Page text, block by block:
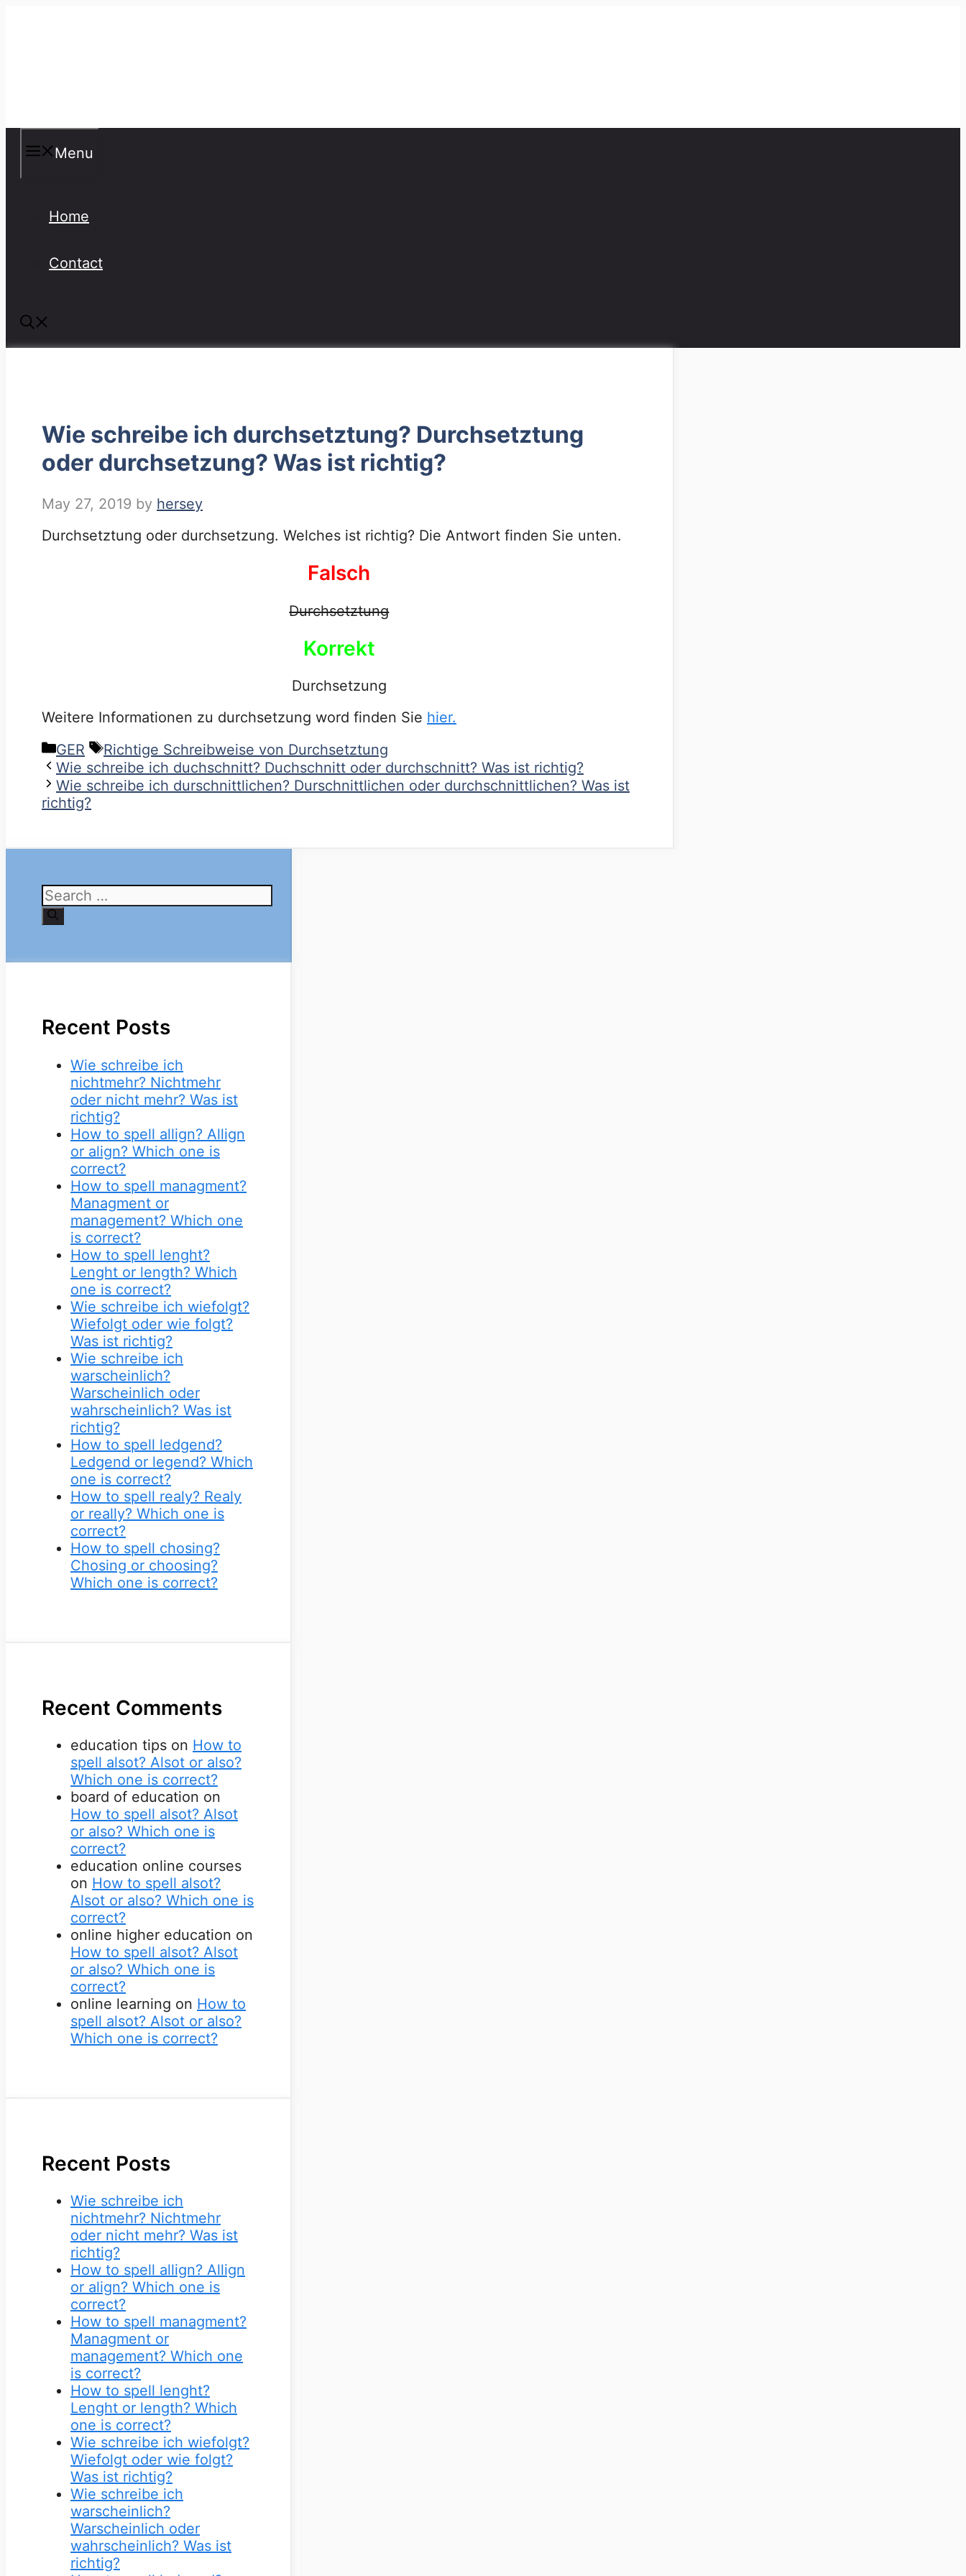
Menu
Home
Contact
Wie schreibe ich durchsetztung? Durchsetztung
oder durchsetzung? Was ist richtig?
May 27, 2019 by hersey
Durchsetztung oder durchsetzung. Welches ist richtig? Die Antwort finden Sie unten.
Falsch
Durchsetztung
Korrekt
Durchsetzung
Weitere Informationen zu durchsetzung word finden Sie hier.
Categories
GER Tags
Richtige Schreibweise von Durchsetztung
Wie schreibe ich duchschnitt? Duchschnitt oder durchschnitt? Was ist richtig?
Wie schreibe ich durschnittlichen? Durschnittlichen oder durchschnittlichen? Was ist
richtig?
Search
for:
Recent Posts
Wie schreibe ich
nichtmehr? Nichtmehr
oder nicht mehr? Was ist
richtig?
How to spell allign? Allign
or align? Which one is
correct?
How to spell managment?
Managment or
management? Which one
is correct?
How to spell lenght?
Lenght or length? Which
one is correct?
Wie schreibe ich wiefolgt?
Wiefolgt oder wie folgt?
Was ist richtig?
Wie schreibe ich
warscheinlich?
Warscheinlich oder
wahrscheinlich? Was ist
richtig?
How to spell ledgend?
Ledgend or legend? Which
one is correct?
How to spell realy? Realy
or really? Which one is
correct?
How to spell chosing?
Chosing or choosing?
Which one is correct?
Recent Comments
education tips on How to
spell alsot? Alsot or also?
Which one is correct?
board of education on
How to spell alsot? Alsot
or also? Which one is
correct?
education online courses
on How to spell alsot?
Alsot or also? Which one is
correct?
online higher education on
How to spell alsot? Alsot
or also? Which one is
correct?
online learning on How to
spell alsot? Alsot or also?
Which one is correct?
Recent Posts
Wie schreibe ich
nichtmehr? Nichtmehr
oder nicht mehr? Was ist
richtig?
How to spell allign? Allign
or align? Which one is
correct?
How to spell managment?
Managment or
management? Which one
is correct?
How to spell lenght?
Lenght or length? Which
one is correct?
Wie schreibe ich wiefolgt?
Wiefolgt oder wie folgt?
Was ist richtig?
Wie schreibe ich
warscheinlich?
Warscheinlich oder
wahrscheinlich? Was ist
richtig?